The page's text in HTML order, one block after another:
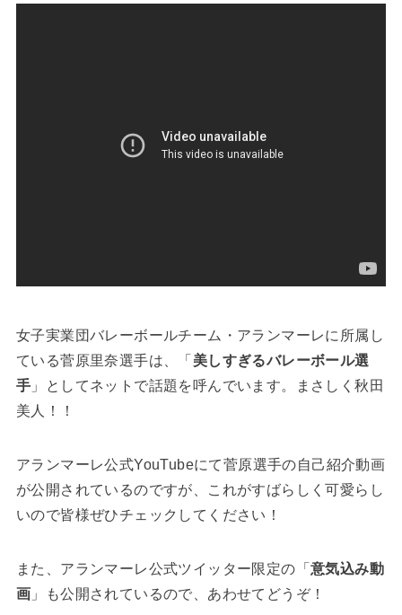
女子実業団バレーボールチーム・アランマーレに所属し
ている菅原里奈選手は、「 美しすぎるバレーボール選
手 」としてネットで話題を呼んでいます。まさしく秋田
美人！！
アランマーレ公式YouTubeにて菅原選手の自己紹介動画
が公開されているのですが、これがすばらしく可愛らし
いので皆様ぜひチェックしてください！
また、アランマーレ公式ツイッター限定の「 意気込み動
画 」も公開されているので、あわせてどうぞ！